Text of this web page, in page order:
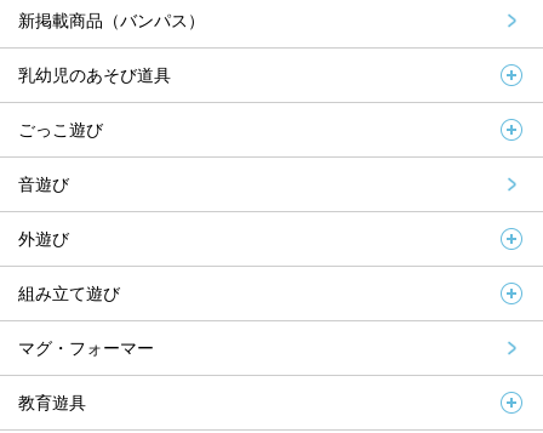
新掲載商品（バンパス）
乳幼児のあそび道具
ごっこ遊び
音遊び
外遊び
組み立て遊び
マグ・フォーマー
教育遊具